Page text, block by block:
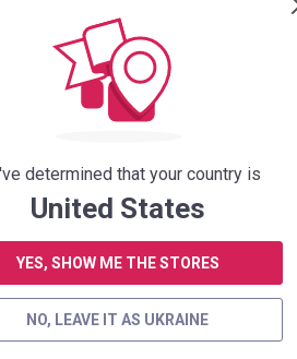
Промо -ціна
США на
FAFREES
АВТОРИЗУЙТЕСЯ
determined that your country is
United States
YES, SHOW ME THE STORES
NO, LEAVE IT AS UKRAINE